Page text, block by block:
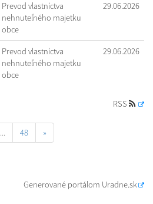
Prevod vlastníctva
nehnuteľného majetku
obce
29.06.2026
Prevod vlastníctva
nehnuteľného majetku
obce
29.06.2026
RSS
... 48 »
Generované portálom Uradne.sk